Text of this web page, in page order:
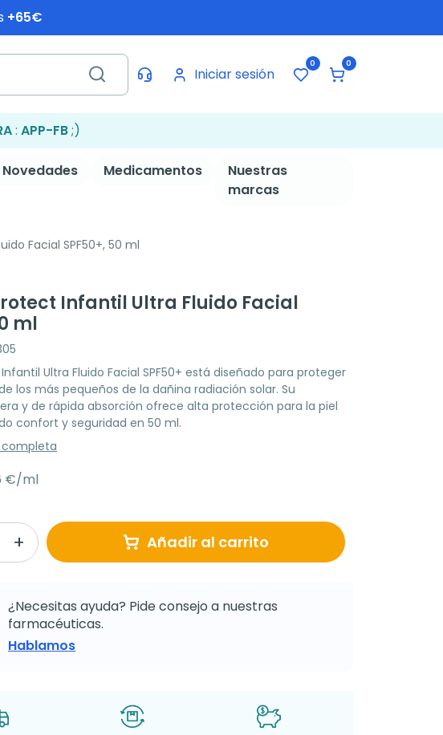
+65€
Iniciar sesión
0 0
: APP-FB;)
Novedades Medicamentos
Nuestras
marcas
Facial SPF50+, 50 ml
Infantil Ultra Fluido Facial
ml
Ultra Fluido Facial SPF50+ está diseñado para proteger
los más pequeños de la dañina radiación solar. Su
y de rápida absorción ofrece alta protección para la piel
confort y seguridad en 50 ml.
completa
€/ml
Añadir al carrito
¿Necesitas ayuda? Pide consejo a nuestras
farmacéuticas.
Hablamos